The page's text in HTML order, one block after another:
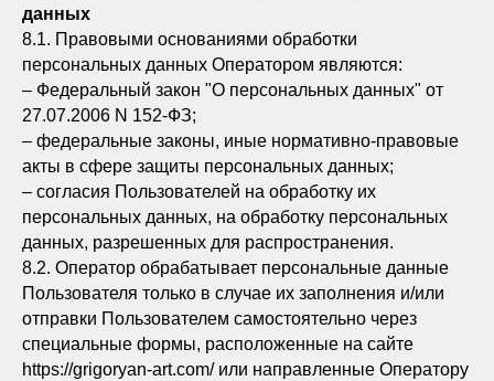
данных
8.1. Правовыми основаниями обработки
персональных данных Оператором являются:
– Федеральный закон "О персональных данных" от
27.07.2006 N 152-ФЗ;
– федеральные законы, иные нормативно-правовые
акты в сфере защиты персональных данных;
– согласия Пользователей на обработку их
персональных данных, на обработку персональных
данных, разрешенных для распространения.
8.2. Оператор обрабатывает персональные данные
Пользователя только в случае их заполнения и/или
отправки Пользователем самостоятельно через
специальные формы, расположенные на сайте
https://grigoryan-art.com/ или направленные Оператору